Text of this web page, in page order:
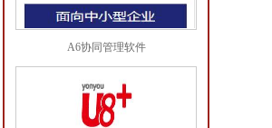
A6协同管理软件